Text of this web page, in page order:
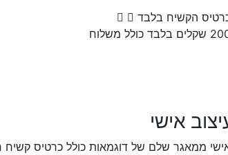
אישי
אישי ממאגר שלם של דוגמאות כולל כרטיס